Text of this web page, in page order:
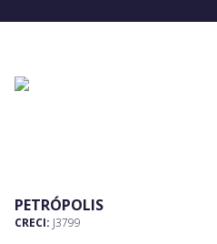
PETRÓPOLIS
CRECI: J3799